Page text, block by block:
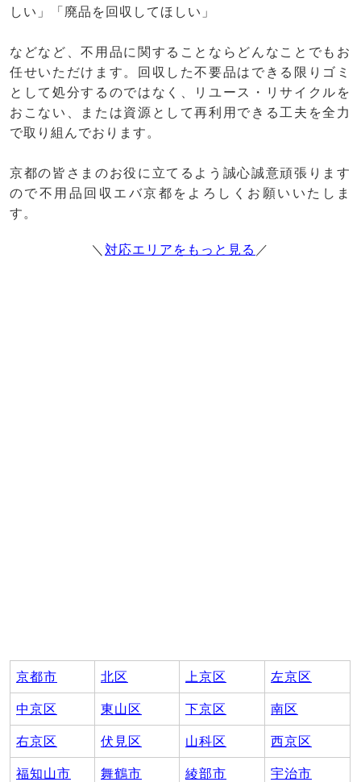
しい」「廃品を回収してほしい」
などなど、不用品に関することならどんなことでもお
任せいただけます。回収した不要品はできる限りゴミ
として処分するのではなく、リユース・リサイクルを
おこない、または資源として再利用できる工夫を全力
で取り組んでおります。
京都の皆さまのお役に立てるよう誠心誠意頑張ります
ので不用品回収エバ京都をよろしくお願いいたしま
す。
＼ 対応エリアをもっと見る ／
京都市 北区 上京区 左京区
中京区 東山区 下京区 南区
右京区 伏見区 山科区 西京区
福知山市 舞鶴市 綾部市 宇治市